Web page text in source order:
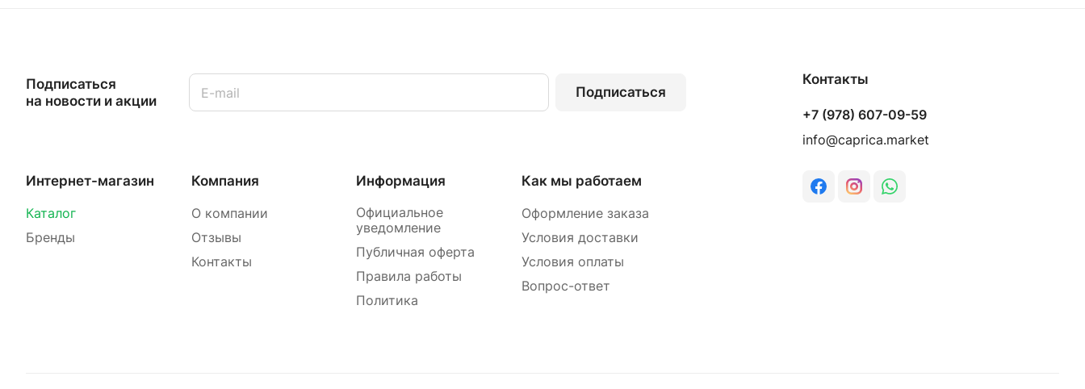
Подписаться
на новости и акции
Подписаться
Интернет-магазин
Каталог
Бренды
Компания
О компании
Отзывы
Контакты
Информация
Официальное
уведомление
Публичная оферта
Правила работы
Политика
Как мы работаем
Оформление заказа
Условия доставки
Условия оплаты
Вопрос-ответ
Контакты
+7 (978) 607-09-59
info@caprica.market